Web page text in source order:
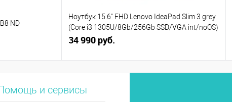
ND
Ноутбук 15.6" FHD Lenovo IdeaPad Slim 3 grey
(Core i3 1305U/8Gb/256Gb SSD/VGA int/noOS)
(82X7004BPS)
34 990 руб.
и сервисы